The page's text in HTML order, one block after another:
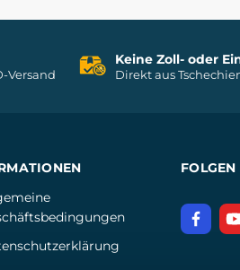
Versand
Keine Zoll- oder
Direkt aus